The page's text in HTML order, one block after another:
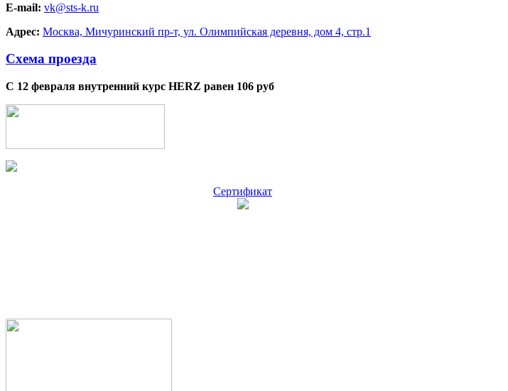
E-mail: vk@sts-k.ru
Адрес: Москва, Мичуринский пр-т, ул. Олимпийская деревня, дом 4, стр.1
Схема проезда
С 12 февраля внутренний курс HERZ равен 106 руб
Сертификат